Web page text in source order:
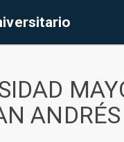
ANDRÉS